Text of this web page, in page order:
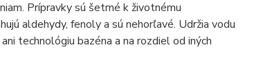
Prípravky sú šetrné k životnému
aldehydy, fenoly a sú nehorľavé. Udržia vodu
technológiu bazéna a na rozdiel od iných